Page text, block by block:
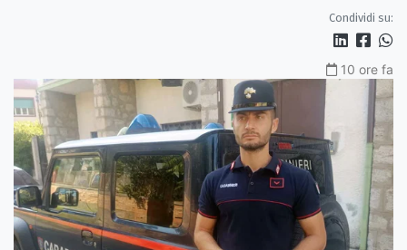
Condividi su:
10 ore fa